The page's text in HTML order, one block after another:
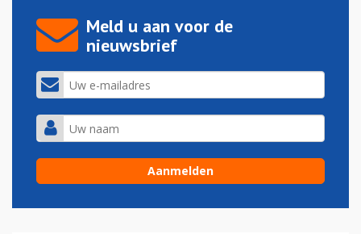
Meld u aan voor de
nieuwsbrief